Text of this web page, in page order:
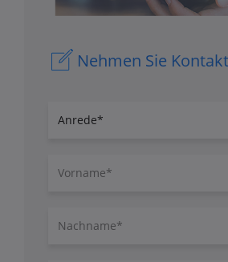
Nehmen Sie
Anrede
Vorname
Nachname